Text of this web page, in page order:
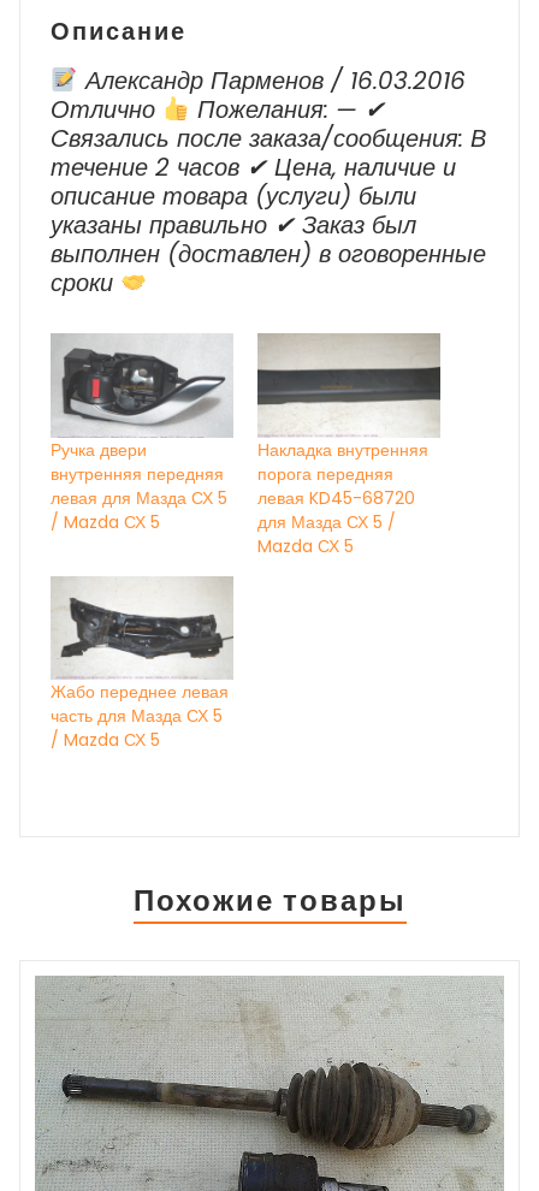
Описание
Александр Парменов / 16.03.2016
Отлично
Пожелания: — ✔
Cвязались после заказа/сообщения: В
течение 2 часов ✔ Цена, наличие и
описание товара (услуги) были
указаны правильно ✔ Заказ был
выполнен (доставлен) в оговоренные
сроки
Ручка двери
внутренняя передняя
левая для Мазда СХ 5
/ Mazda СХ 5
Накладка внутренняя
порога передняя
левая KD45-68720
для Мазда СХ 5 /
Mazda СХ 5
Жабо переднее левая
часть для Мазда СХ 5
/ Mazda СХ 5
Похожие товары